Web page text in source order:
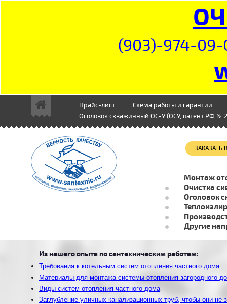
(903)-974-09-
Прайс-лист
Схема работы и гарантии
Оголовок скважинный ОС-У (ОСУ, патент РФ №
Монтаж
Очистка
Оголовок
Другие
Из нашего опыта по сантехническим работам:
Требования к котельным систем отопления частного дома
Материалы для монтажа системы отопления загородного
Виды систем отопления частного дома
Заглубление уличных канализационных труб, чтобы они не